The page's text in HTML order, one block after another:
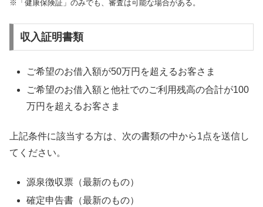
※「健康保険証」のみでも、審査は可能な場合がある。
収入証明書類
ご希望のお借入額が50万円を超えるお客さま
ご希望のお借入額と他社でのご利用残高の合計が100
万円を超えるお客さま
上記条件に該当する方は、次の書類の中から1点を送信し
てください。
源泉徴収票（最新のもの）
確定申告書（最新のもの）